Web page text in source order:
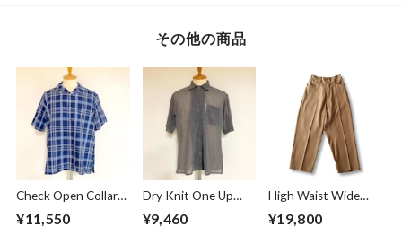
その他の商品
Check Open Collar
Shirts Navy
¥11,550
Dry Knit One Up
Collar S/S Shirts
Beige
¥9,460
High Waist Wide
Work Trousers
Beige
¥19,800